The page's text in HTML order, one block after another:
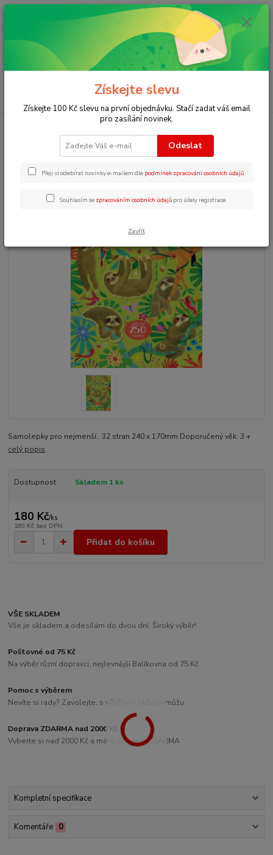
Menu
ks
0 Kč
Knížky se samolepkami pro děti
Little first stickers Sloths
Samolepky pro nejmenší.. 32 stran 240 x 170mm Doporučený věk: 3 +
celý popis
Dostupnost Skladem 1 ks
180 Kč/ks
180 Kč bez DPH
Přidat do košíku
VŠE SKLADEM
Vše je skladem a odesílám do dvou dní. Široký výběr!
Poštovné od 75 Kč
Na výběr různí dopravci, nejlevnější Balíkovna od 75 Kč
Pomoc s výběrem
Nevíte si rady? Zavolejte, s výběrem ráda pomůžu.
Doprava ZDARMA nad 2000 Kč
Vyberte si nad 2000 Kč a máte dopravu ZDARMA
Kompletní specifikace
Komentáře 0
Získejte slevu
Získejte 100 Kč slevu na první objednávku. Stačí zadat váš email
pro zasílání novinek.
Odeslat
Přeji si odebírat novinky e-mailem dle podmínek zpracování osobních údajů.
Souhlasím se zpracováním osobních údajů pro účely registrace.
Zavřít